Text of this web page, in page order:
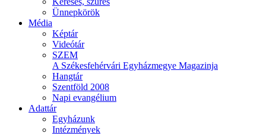
Ünnepkörök
Média
Képtár
Videótár
SZEM
A Székesfehérvári Egyházmegye Magazinja
Hangtár
Szentföld 2008
Napi evangélium
Adattár
Egyházunk
Intézmények